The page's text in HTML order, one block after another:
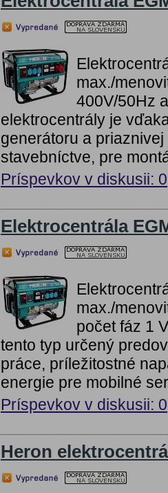
max./
400V/50Hz
elektrocentrály je
generátoru a
stavebníctve, pre
Príspevkov v diskusii: 0
Elektrocentrála
max./
počet fáz 1
tento typ určený
práce, príležitostné
energie pre mobilné
Príspevkov v diskusii: 0
Heron